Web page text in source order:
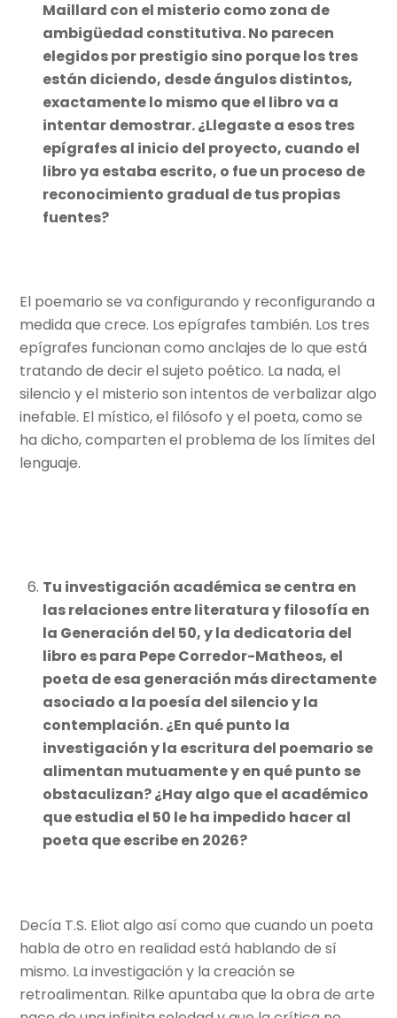
Maillard con el misterio como zona de
ambigüedad constitutiva. No parecen
elegidos por prestigio sino porque los tres
están diciendo, desde ángulos distintos,
exactamente lo mismo que el libro va a
intentar demostrar. ¿Llegaste a esos tres
epígrafes al inicio del proyecto, cuando el
libro ya estaba escrito, o fue un proceso de
reconocimiento gradual de tus propias
fuentes?
El poemario se va configurando y reconfigurando a
medida que crece. Los epígrafes también. Los tres
epígrafes funcionan como anclajes de lo que está
tratando de decir el sujeto poético. La nada, el
silencio y el misterio son intentos de verbalizar algo
inefable. El místico, el filósofo y el poeta, como se
ha dicho, comparten el problema de los límites del
lenguaje.
Tu investigación académica se centra en
las relaciones entre literatura y filosofía en
la Generación del 50, y la dedicatoria del
libro es para Pepe Corredor-Matheos, el
poeta de esa generación más directamente
asociado a la poesía del silencio y la
contemplación. ¿En qué punto la
investigación y la escritura del poemario se
alimentan mutuamente y en qué punto se
obstaculizan? ¿Hay algo que el académico
que estudia el 50 le ha impedido hacer al
poeta que escribe en 2026?
Decía T.S. Eliot algo así como que cuando un poeta
habla de otro en realidad está hablando de sí
mismo. La investigación y la creación se
retroalimentan. Rilke apuntaba que la obra de arte